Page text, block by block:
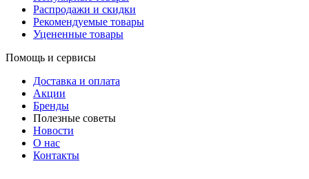
Распродажи и скидки
Рекомендуемые товары
Уцененные товары
Помощь и сервисы
Доставка и оплата
Акции
Бренды
Полезные советы
Новости
О нас
Контакты